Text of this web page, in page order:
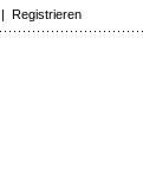
| Registrieren